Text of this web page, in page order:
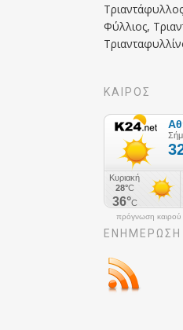
Φύλλιος,
ΚΑΙΡΟΣ
πρόγνωση
ΕΝΗΜΈΡΩΣΉ